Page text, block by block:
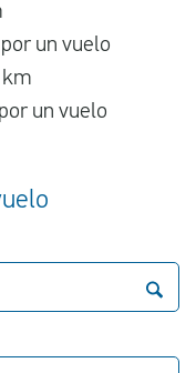
un vuelo
km
un vuelo